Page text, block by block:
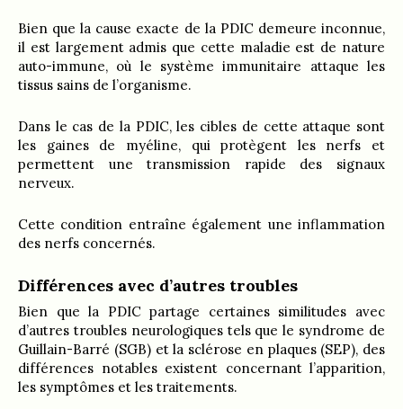
Bien que la cause exacte de la PDIC demeure inconnue,
il est largement admis que cette maladie est de nature
auto-immune, où le système immunitaire attaque les
tissus sains de l’organisme.
Dans le cas de la PDIC, les cibles de cette attaque sont
les gaines de myéline, qui protègent les nerfs et
permettent une transmission rapide des signaux
nerveux.
Cette condition entraîne également une inflammation
des nerfs concernés.
Différences avec d’autres troubles
Bien que la PDIC partage certaines similitudes avec
d’autres troubles neurologiques tels que le syndrome de
Guillain-Barré (SGB) et la sclérose en plaques (SEP), des
différences notables existent concernant l’apparition,
les symptômes et les traitements.